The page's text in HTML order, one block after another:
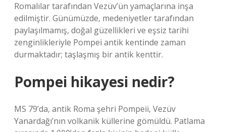
Romalılar tarafından Vezüv’ün yamaçlarına inşa
edilmiştir. Günümüzde, medeniyetler tarafından
paylaşılmamış, doğal güzellikleri ve eşsiz tarihi
zenginlikleriyle Pompei antik kentinde zaman
durmaktadır; taşlaşmış bir antik kenttir.
Pompei hikayesi nedir?
MS 79’da, antik Roma şehri Pompeii, Vezüv
Yanardağı’nın volkanik küllerine gömüldü. Patlama